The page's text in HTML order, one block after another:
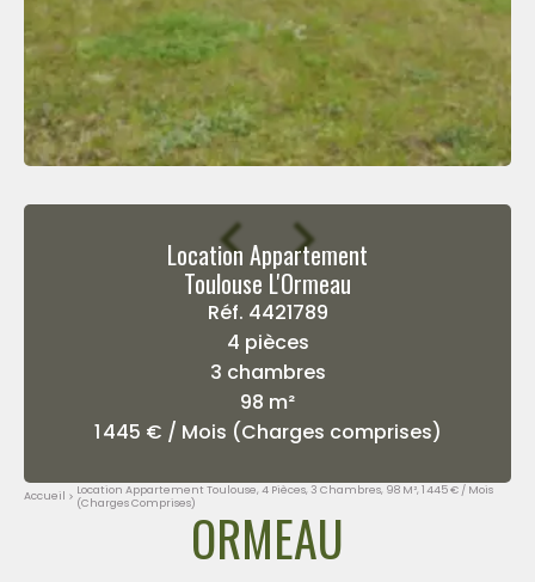
Location Appartement
Toulouse L'Ormeau
Réf. 4421789
4 pièces
3 chambres
98 m²
1 445 € / Mois (Charges comprises)
Accueil
Location Appartement Toulouse, 4 Pièces, 3 Chambres, 98 M², 1 445 € / Mois
(Charges Comprises)ORMEAU